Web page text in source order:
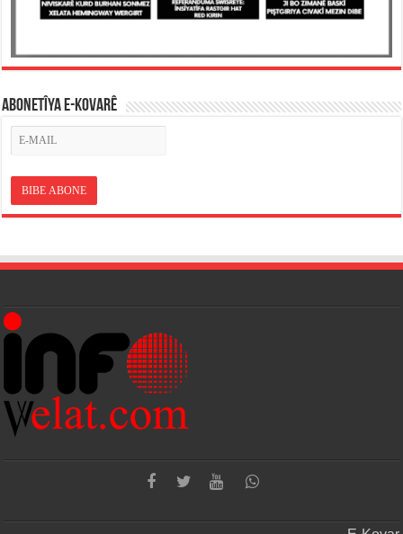
ABONETÎYA E-KOVARÊ